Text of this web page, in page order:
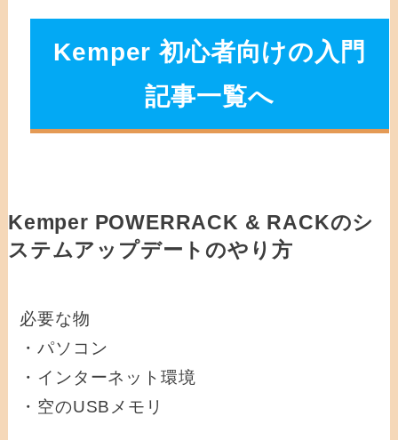
Kemper 初心者向けの入門
記事一覧へ
Kemper POWERRACK & RACKのシ
ステムアップデートのやり方
必要な物
・パソコン
・インターネット環境
・空のUSBメモリ